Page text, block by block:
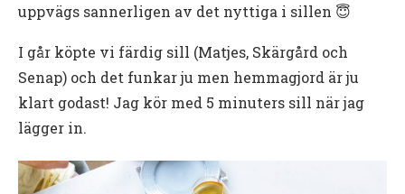
uppvägs sannerligen av det nyttiga i sillen 😇
I går köpte vi färdig sill (Matjes, Skärgård och
Senap) och det funkar ju men hemmagjord är ju
klart godast! Jag kör med 5 minuters sill när jag
lägger in.